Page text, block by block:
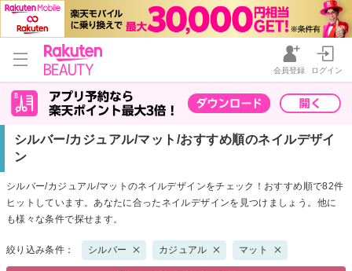
会員登録 ログイン
シルバー/カジュアル/マット/おすすめ順のネイルデザイ
ン
シルバー/カジュアル/マットのネイルデザインをチェック！おすすめ順で82件
ヒットしています。あなたに合ったネイルデザインを見つけましょう。他に
も様々な条件で探せます。
絞り込み条件： シルバー カジュアル マット